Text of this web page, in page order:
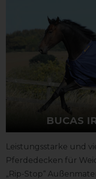
BUCAS
Leistungsstarke und
Pferdedecken für
„Rip-Stop“